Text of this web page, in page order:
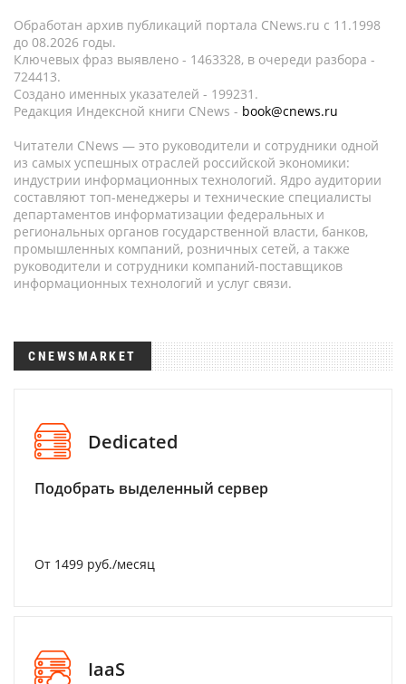
Обработан архив публикаций портала CNews.ru c 11.1998
до 08.2026 годы.
Ключевых фраз выявлено - 1463328, в очереди разбора -
724413.
Создано именных указателей - 199231.
Редакция Индексной книги CNews - book@cnews.ru
Читатели CNews — это руководители и сотрудники одной
из самых успешных отраслей российской экономики:
индустрии информационных технологий. Ядро аудитории
составляют топ-менеджеры и технические специалисты
департаментов информатизации федеральных и
региональных органов государственной власти, банков,
промышленных компаний, розничных сетей, а также
руководители и сотрудники компаний-поставщиков
информационных технологий и услуг связи.
CNEWSMARKET
Dedicated
Подобрать выделенный сервер
От 1499 руб./месяц
IaaS